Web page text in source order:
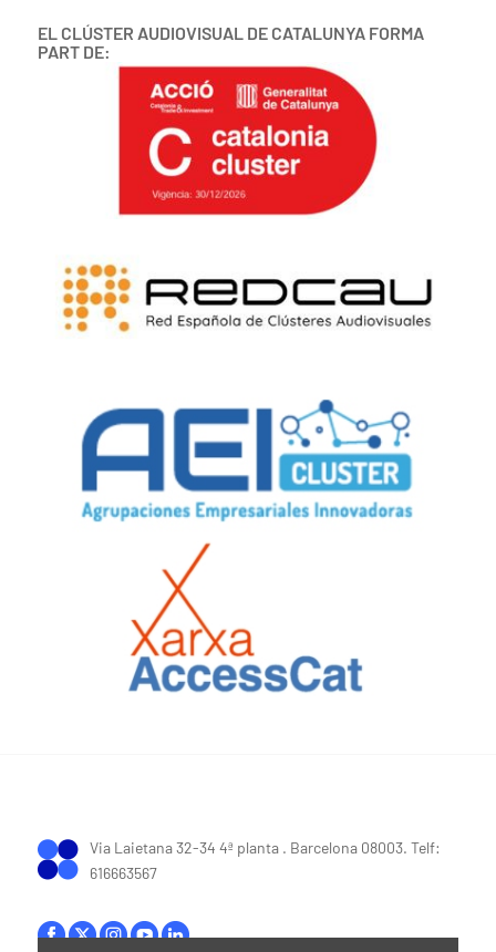
EL CLÚSTER AUDIOVISUAL DE CATALUNYA FORMA
PART DE:
Via Laietana 32-34 4ª planta . Barcelona 08003. Telf:
616663567